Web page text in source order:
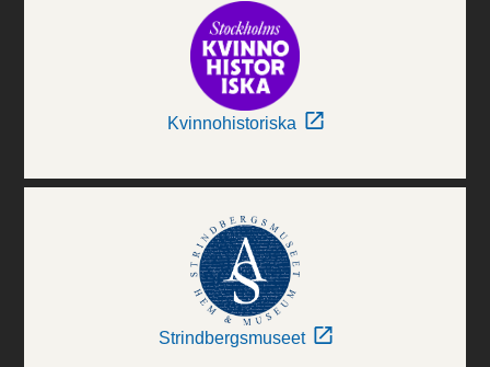
Kvinnohistoriska
Strindbergsmuseet